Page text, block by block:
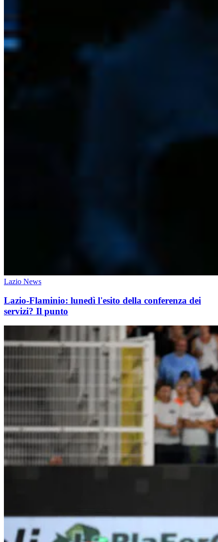
Lazio News
Lazio-Flaminio: lunedì l'esito della conferenza dei
servizi? Il punto